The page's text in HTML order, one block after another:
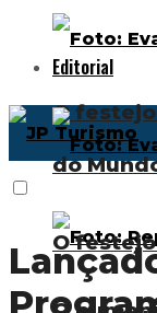
O
do
Editorial
O